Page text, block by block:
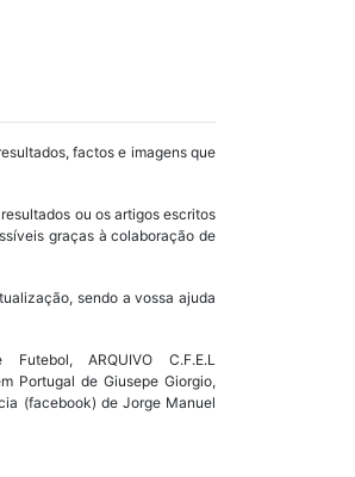
factos e imagens que
ou os artigos escritos
graças à colaboração de
sendo a vossa ajuda
ARQUIVO C.F.E.L
Portugal de Giusepe Giorgio,
(facebook) de Jorge Manuel